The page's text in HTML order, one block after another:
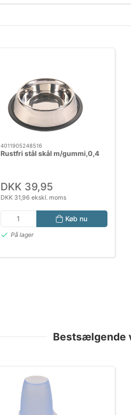
4011905248516
Rustfri stål skål m/gummi,0,4
DKK 39,95
DKK 31,96 ekskl. moms
Køb nu
På lager
Bestsælgende